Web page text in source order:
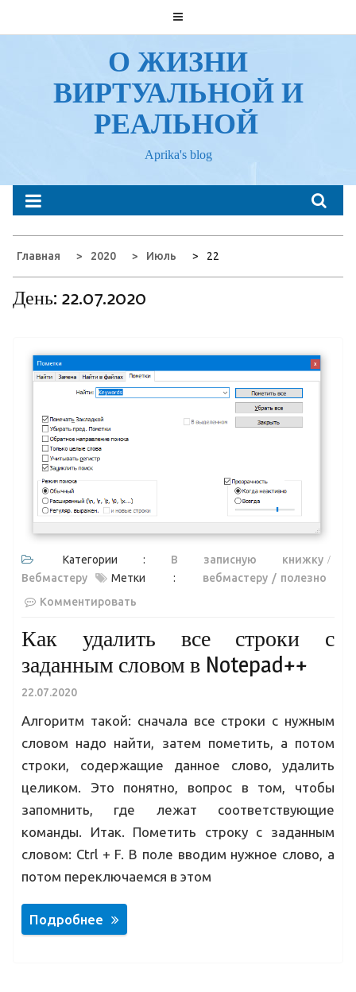
О ЖИЗНИ
ВИРТУАЛЬНОЙ И
РЕАЛЬНОЙ
Aprika's blog
Главная 2020 Июль 22
День: 22.07.2020
Категории : В записную книжку
Вебмастеру
Метки : вебмастеру
полезно
Комментировать
Как удалить все строки с
заданным словом в Notepad++
22.07.2020
Алгоритм такой: сначала все строки с нужным
словом надо найти, затем пометить, а потом
строки, содержащие данное слово, удалить
целиком. Это понятно, вопрос в том, чтобы
запомнить, где лежат соответствующие
команды. Итак. Пометить строку с заданным
словом: Ctrl + F. В поле вводим нужное слово, а
потом переключаемся в этом
Подробнее